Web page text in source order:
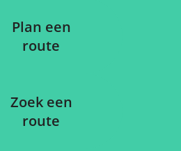
Plan een
route
Zoek een
route